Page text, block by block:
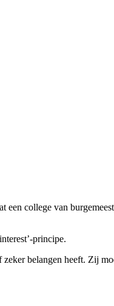
college van
principe.
belangen heeft. Zij